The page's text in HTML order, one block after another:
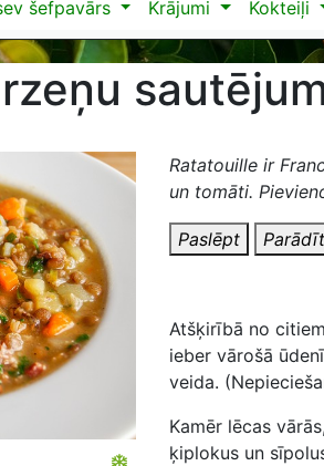
šefpavārs Krājumi Kokteiļi
Ratatouille ir
un tomāti.
Paslēpt Parādīt
Atšķirībā no
ieber vārošā
veida.
Kamēr lēcas
ķiplokus un